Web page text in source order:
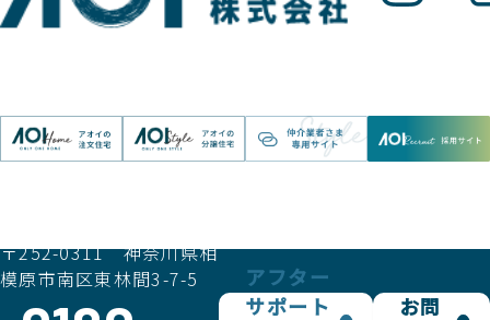
〒252-0311 神奈川県相
模原市南区東林間3-7-5
アフター
サポート
お問